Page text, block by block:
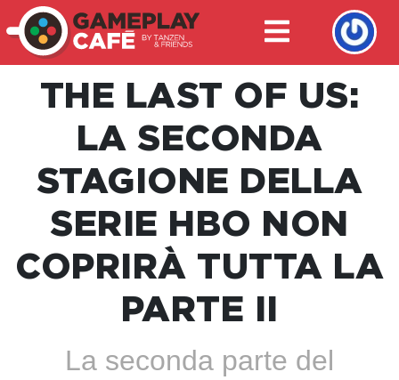
THE LAST OF US:
LA SECONDA
STAGIONE DELLA
SERIE HBO NON
COPRIRÀ TUTTA LA
PARTE II
La seconda parte del